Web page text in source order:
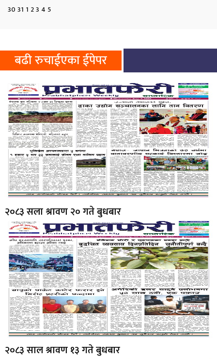
30 31 1 23 4 5
बढी रुचाईएका ईपेपर
२०८३ सला श्रावण २० गते बुधबार
२०८३ साल श्रावण १३ गते बुधबार